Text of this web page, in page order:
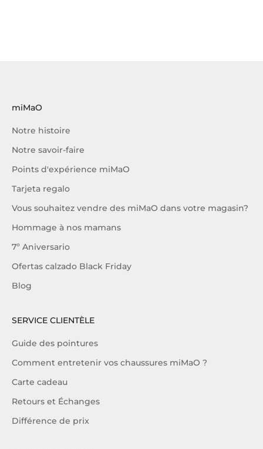
miMaO
Notre histoire
Notre savoir-faire
Points d'expérience miMaO
Tarjeta regalo
Vous souhaitez vendre des miMaO dans votre magasin?
Hommage à nos mamans
7º Aniversario
Ofertas calzado Black Friday
Blog
SERVICE CLIENTÈLE
Guide des pointures
Comment entretenir vos chaussures miMaO ?
Carte cadeau
Retours et Échanges
Différence de prix